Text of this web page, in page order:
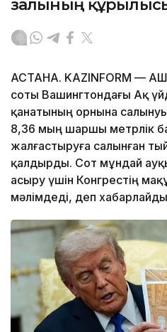
залының
АСТАНА. KAZINFORM —
соты Вашингтондағы Ақ
қанатының орнына
8,36 мың шаршы метрлік
жалғастыруға салынған
қалдырды. Сот мұндай
асыру үшін Конгрестің
мәлімдеді, деп хабарлайды